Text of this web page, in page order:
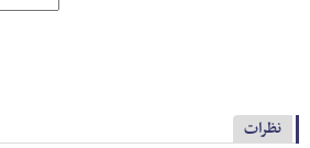
نظرات